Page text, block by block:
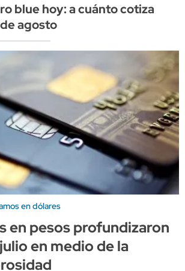
blue hoy: a cuánto cotiza
agosto
en dólares
en pesos profundizaron
en medio de la